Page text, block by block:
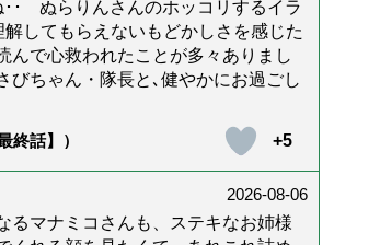
･ ぬらりんさんのホッコリするイラ
してもらえないもどかしさを感じた
んで心救われたことが多々ありまし
びちゃん・隊長と､健やかにお過ごし
終話】）
+5
2026-08-06
るマナミコさんも、ステキなお姉様